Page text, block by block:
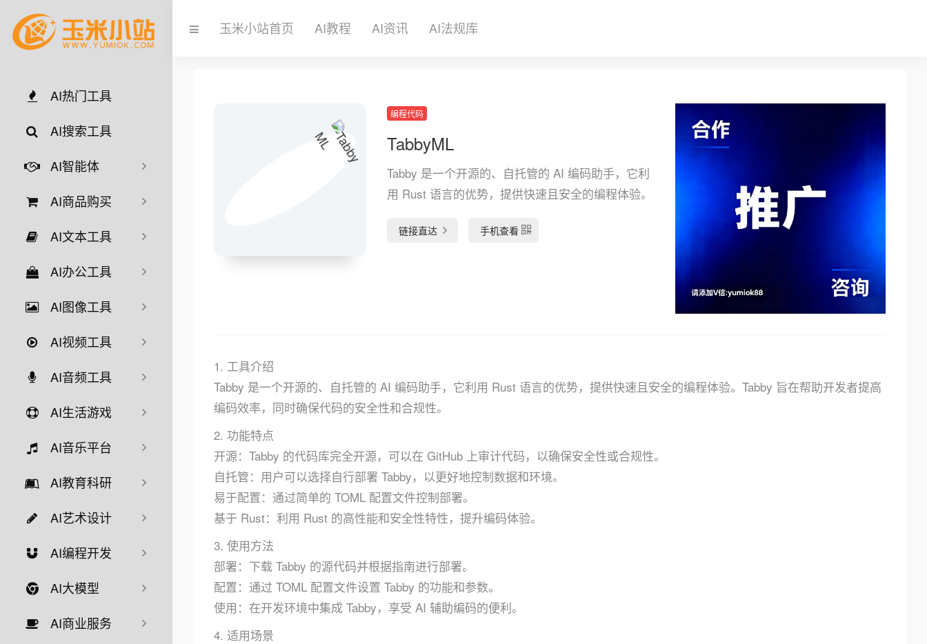
AI热门工具
AI搜索工具
AI智能体
AI商品购买
AI文本工具
AI办公工具
AI图像工具
AI视频工具
AI音频工具
AI生活游戏
AI音乐平台
AI教育科研
AI艺术设计
AI编程开发
AI大模型
AI商业服务
玉米小站首页 AI教程 AI资讯 AI法规库
编程代码
TabbyML
Tabby 是一个开源的、自托管的 AI 编码助手，它利
用 Rust 语言的优势，提供快速且安全的编程体验。
链接直达 手机查看
1. 工具介绍
Tabby 是一个开源的、自托管的 AI 编码助手，它利用 Rust 语言的优势，提供快速且安全的编程体验。Tabby 旨在帮助开发者提高
编码效率，同时确保代码的安全性和合规性。
2. 功能特点
开源：Tabby 的代码库完全开源，可以在 GitHub 上审计代码，以确保安全性或合规性。
自托管：用户可以选择自行部署 Tabby，以更好地控制数据和环境。
易于配置：通过简单的 TOML 配置文件控制部署。
基于 Rust：利用 Rust 的高性能和安全性特性，提升编码体验。
3. 使用方法
部署：下载 Tabby 的源代码并根据指南进行部署。
配置：通过 TOML 配置文件设置 Tabby 的功能和参数。
使用：在开发环境中集成 Tabby，享受 AI 辅助编码的便利。
4. 适用场景